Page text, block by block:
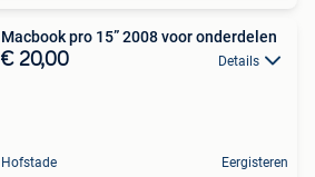
Macbook pro 15” 2008 voor onderdelen
€ 20,00 Details
Hofstade Eergisteren